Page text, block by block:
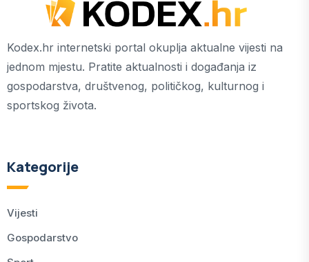
Kodex.hr internetski portal okuplja aktualne vijesti na
jednom mjestu. Pratite aktualnosti i događanja iz
gospodarstva, društvenog, političkog, kulturnog i
sportskog života.
Kategorije
Vijesti
Gospodarstvo